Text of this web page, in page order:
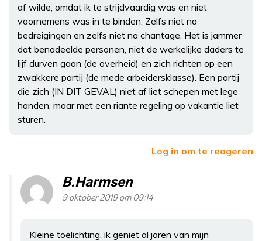
af wilde, omdat ik te strijdvaardig was en niet
voornemens was in te binden. Zelfs niet na
bedreigingen en zelfs niet na chantage. Het is jammer
dat benadeelde personen, niet de werkelijke daders te
lijf durven gaan (de overheid) en zich richten op een
zwakkere partij (de mede arbeidersklasse). Een partij
die zich (IN DIT GEVAL) niet af liet schepen met lege
handen, maar met een riante regeling op vakantie liet
sturen.
Log in om te reageren
B.Harmsen
9 oktober 2019 om 09:14
Kleine toelichting, ik geniet al jaren van mijn